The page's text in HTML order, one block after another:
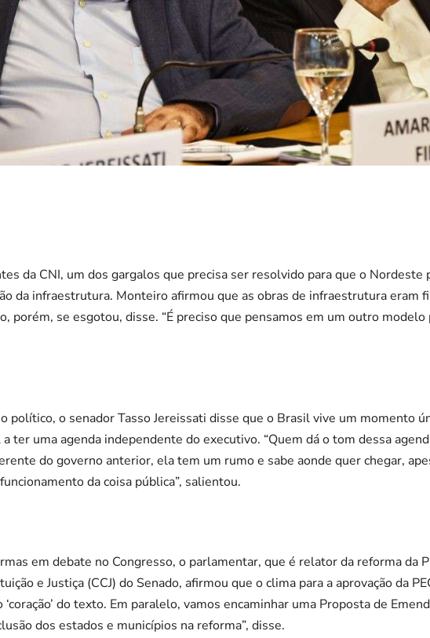
da CNI, um dos gargalos que precisa ser resolvido para que o Nordeste
da infraestrutura. Monteiro afirmou que as obras de infraestrutura eram
porém, se esgotou, disse. “É preciso que pensamos em um outro modelo
político, o senador Tasso Jereissati disse que o Brasil vive um momento
ter uma agenda independente do executivo. “Quem dá o tom dessa
do governo anterior, ela tem um rumo e sabe aonde quer chegar,
da coisa pública”, salientou.
em debate no Congresso, o parlamentar, que é relator da reforma da
e Justiça (CCJ) do Senado, afirmou que o clima para a aprovação da
‘coração’ do texto. Em paralelo, vamos encaminhar uma Proposta de
dos estados e municípios na reforma”, disse.